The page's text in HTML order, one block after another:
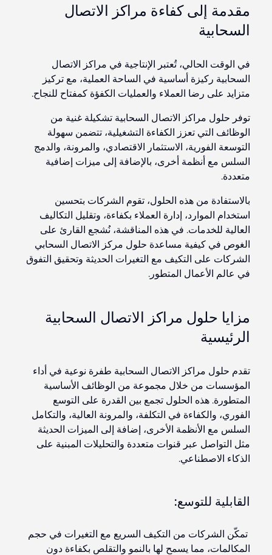
مقدمة إلى كفاءة مراكز الاتصال
السحابية
في الوقت الحالي، تُعتبر الإنتاجية في مراكز الاتصال
السحابية ركيزة أساسية في الساحة العملية، مع تركيز
متزايد على رضا العملاء والعمليات الكفؤة كمفتاح للنجاح.
توفر حلول مراكز الاتصال السحابية تشكيلة غنية من
الوظائف التي تعزز الكفاءة التشغيلية، تتضمن سهولة
التوسعة الفورية، الاستثمار الاقتصادي، والمرونة، والدمج
السلس مع أنظمة أخرى، بالإضافة إلى ميزات إضافية
متعددة.
بالاستفادة من هذه الحلول، تقوم الشركات بتحسين
استخدام الموارد، إدارة العملاء بكفاءة، وتقليل التكاليف
العالية للخدمات. في هذه المناقشة، نُشجع القارئ على
الغوص في كيفية مساعدة حلول مركز الاتصال السحابي
الشركات على التكيف مع التغيرات الحديثة وتحقيق التفوق
في عالم الأعمال المتطور.
مزايا حلول مراكز الاتصال السحابية
الرئيسية
تقدم حلول مراكز الاتصال السحابية طفرة نوعية في أداء
المؤسسات من خلال مجموعة من الوظائف الأساسية
المتطورة. هذه الحلول تجمع بين القدرة على التوسع
الفوري، والكفاءة في التكلفة، والمرونة العالية، والتكامل
السلس مع الأنظمة الأخرى، إضافة إلى الميزات الحديثة
مثل التواصل عبر قنوات متعددة والتحليلات المبنية على
الذكاء الاصطناعي.
القابلية للتوسع:
تمكّن الشركات من التكيف السريع مع التغيرات في حجم
المكالمات، مما يسمح لها بالنمو والتقلص بكفاءة دون